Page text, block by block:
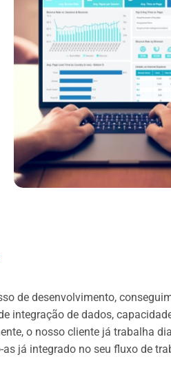
de desenvolvimento,
integração de dados,
o nosso cliente já trabalha
já integrado no seu fluxo de